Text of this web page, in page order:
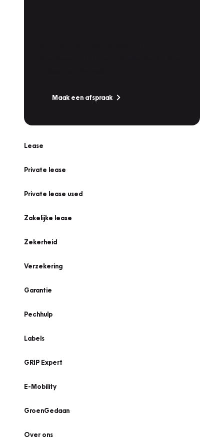
Maak een afspraak
Lease
Private lease
Private lease used
Zakelijke lease
Zekerheid
Verzekering
Garantie
Pechhulp
Labels
GRIP Expert
E-Mobility
GroenGedaan
Over ons